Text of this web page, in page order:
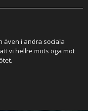
även i andra sociala
vi hellre möts öga mot